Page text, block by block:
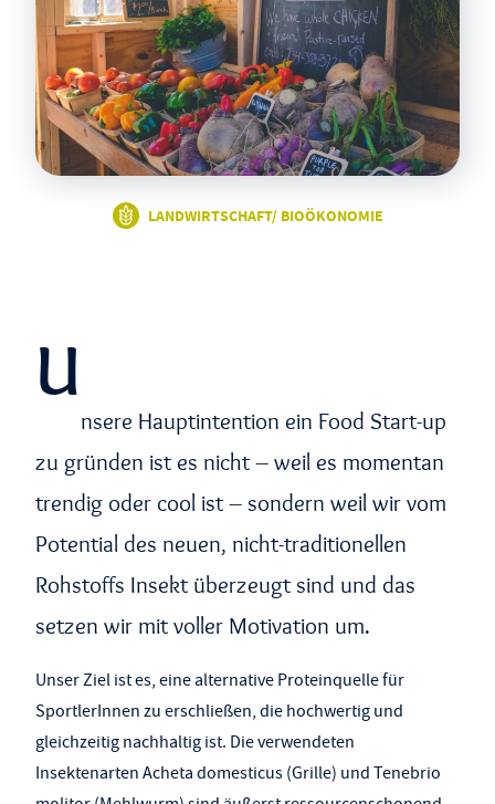
LANDWIRTSCHAFT/ BIOÖKONOMIE
U
nsere Hauptintention ein Food Start-up
zu gründen ist es nicht – weil es momentan
trendig oder cool ist – sondern weil wir vom
Potential des neuen, nicht-traditionellen
Rohstoffs Insekt überzeugt sind und das
setzen wir mit voller Motivation um.
Unser Ziel ist es, eine alternative Proteinquelle für
SportlerInnen zu erschließen, die hochwertig und
gleichzeitig nachhaltig ist. Die verwendeten
Insektenarten Acheta domesticus (Grille) und Tenebrio